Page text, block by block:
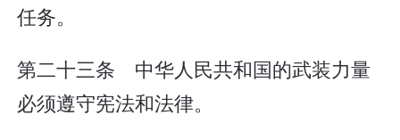
任务。
第二十三条 中华人民共和国的武装力量
必须遵守宪法和法律。